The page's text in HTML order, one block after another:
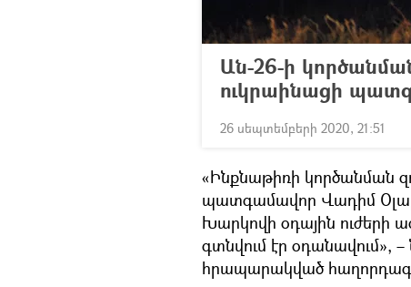
Ան-26-ի
ուկրաինացի
26 սեպտեմբերի 2020, 21:51
«Ինքնաթիռի կործանման
պատգամավոր Վադիմ
Խարկովի օդային ուժերի
գտնվում էր օդանավում», –
հրապարակված